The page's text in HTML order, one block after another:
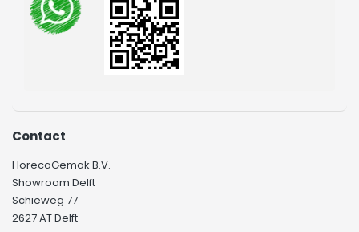
Contact
HorecaGemak B.V.
Showroom Delft
Schieweg 77
2627 AT Delft